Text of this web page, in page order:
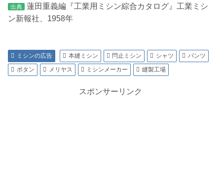
出典
蓮田重義編『工業用ミシン綜合カタログ』工業ミシ
ン新報社、1958年
ミシンの広告 本縫ミシン 閂止ミシン シャツ
パンツ
ボタン
メリヤス ミシンメーカー 縫製工場
スポンサーリンク